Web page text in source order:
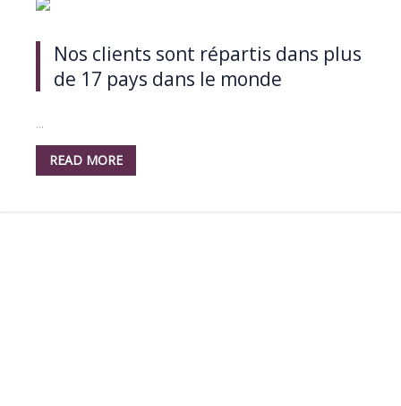
Nos clients sont répartis dans plus
de 17 pays dans le monde
...
READ MORE